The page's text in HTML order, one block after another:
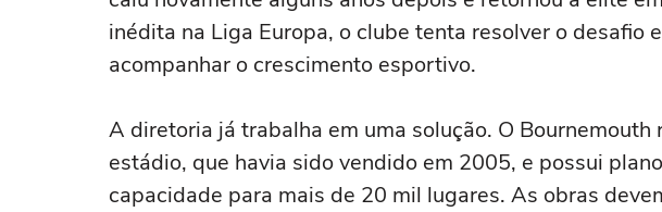
inédita na Liga Europa, o clube tenta resolver o desafio
acompanhar o crescimento esportivo.
A diretoria já trabalha em uma solução. O
estádio, que havia sido vendido em 2005, e possui
capacidade para mais de 20 mil lugares. As obras